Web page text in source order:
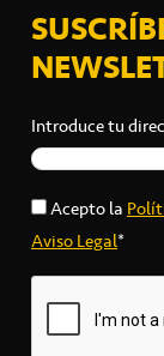
Introduce tu
Acepto la
Aviso Legal*